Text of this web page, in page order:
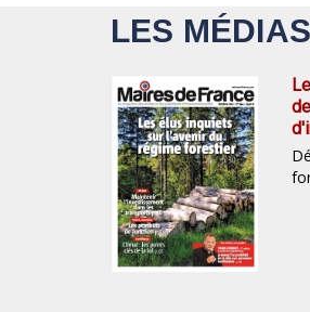
LES MÉDIAS